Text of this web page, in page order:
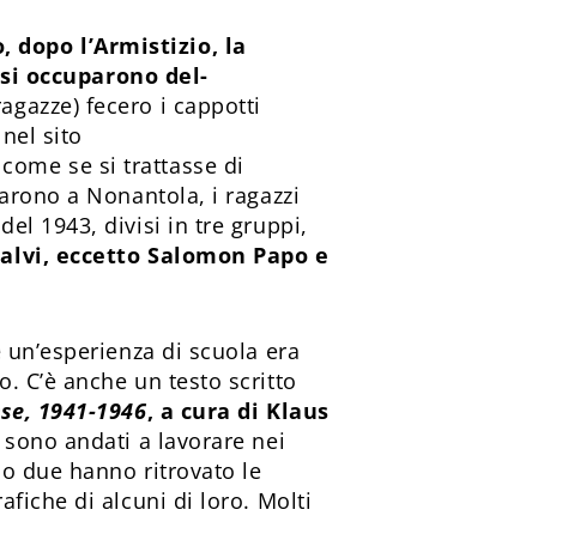
dopo l’Armistizio, la
occuparono del­
fecero i cappotti
sito
se si trattasse di
a Nonantola, i ragazzi
1943, divisi in tre gruppi,
eccetto Salomon Papo e
di scuola era
C’è anche un testo scritto
1941-1946, a cura di Klaus
andati a lavorare nei
due hanno ritrovato le
di alcuni di loro. Molti